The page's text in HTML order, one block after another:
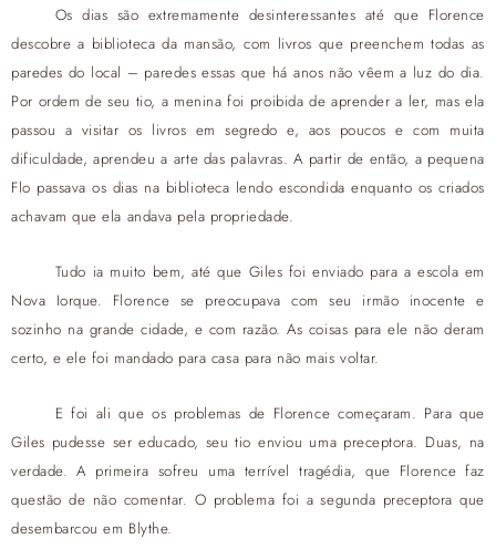
Os dias são extremamente desinteressantes até que Florence
descobre a biblioteca da mansão, com livros que preenchem todas as
paredes do local – paredes essas que há anos não vêem a luz do dia.
Por ordem de seu tio, a menina foi proibida de aprender a ler, mas ela
passou a visitar os livros em segredo e, aos poucos e com muita
dificuldade, aprendeu a arte das palavras. A partir de então, a pequena
Flo passava os dias na biblioteca lendo escondida enquanto os criados
achavam que ela andava pela propriedade.
Tudo ia muito bem, até que Giles foi enviado para a escola em
Nova Iorque. Florence se preocupava com seu irmão inocente e
sozinho na grande cidade, e com razão. As coisas para ele não deram
certo, e ele foi mandado para casa para não mais voltar.
E foi ali que os problemas de Florence começaram. Para que
Giles pudesse ser educado, seu tio enviou uma preceptora. Duas, na
verdade. A primeira sofreu uma terrível tragédia, que Florence faz
questão de não comentar. O problema foi a segunda preceptora que
desembarcou em Blythe.